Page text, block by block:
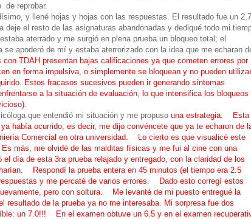
de reprobar.
y llené hojas y hojas con las respuestas. El resultado fue un 2,7
el resto de las asignaturas abandonadas y dediqué todo mi
aterrado y me surgió en plena prueba un bloqueo total; el
se apoderó de mí y estaba aterrorizado con la idea que me echaran
con TDAH presentan bajas calificaciones ya que cometen errores por
en forma impulsiva, o simplemente se bloquean y no pueden utilizar
Estos fracasos sucesivos pueden ir generando síntomas
a la situación de evaluación, lo que intensifica los bloqueos
que entendió mi situación y me propuso una estrategia. Esta
había ocurrido, es decir, me dijo convéncete que ya te echaron de
Comercial en otra universidad. Lo cierto es que visualicé este
más, me olvidé de las malditas físicas y me fui al cine con una
día de esta 3ra prueba relajado y entregado, con la claridad de los
Respondí la prueba entera en 45 minutos (el tiempo era 2.5
y me percaté de varios errores. Dado esto corregí estos
pero con soltura. Me levanté de mi puesto entregué la
resultado de la prueba ya no me interesaba. Mi sorpresa fue dos
un 7.0!!! En el examen obtuve un 6.5 y en el examen